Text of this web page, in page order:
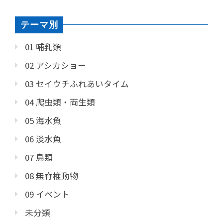
テーマ別
01 哺乳類
02 アシカショー
03 セイウチふれあいタイム
04 爬虫類・両生類
05 海水魚
06 淡水魚
07 鳥類
08 無脊椎動物
09 イベント
未分類